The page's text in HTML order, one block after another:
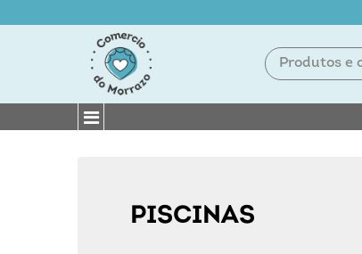
PISCINAS